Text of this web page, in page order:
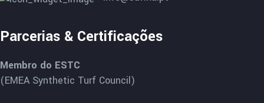
Parcerias & Certificações
Membro do ESTC
(EMEA Synthetic Turf Council)